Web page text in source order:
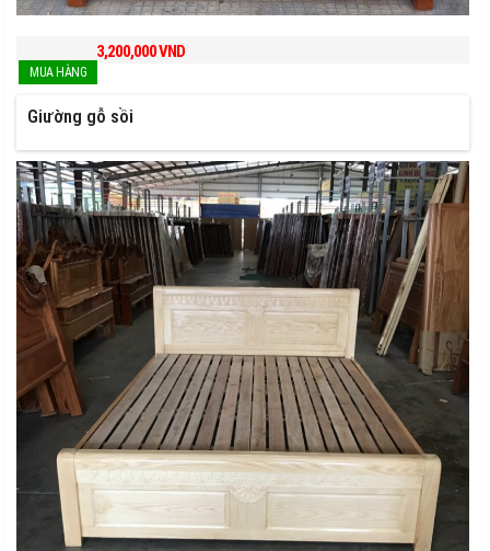
3,200,000VND
Giường gỗ sồi